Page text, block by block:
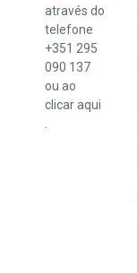
através do
telefone
+351 295
090 137
ou ao
clicaraqui